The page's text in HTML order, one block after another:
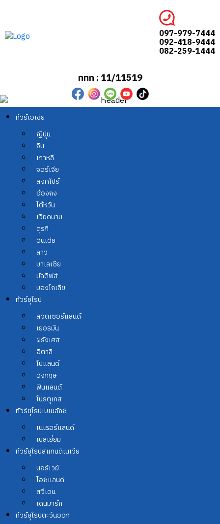
097-979-7444
092-418-9444
082-259-1444
ททท : 11/11519
ทัวร์เอเชีย
ญี่ปุ่น
จีน
เกาหลี
จอร์เจีย
สิงคโปร์
ฮ่องกง
ไต้หวัน
เวียดนาม
ตุรกี
อินเดีย
ลาว
มาเลเซีย
มัลดีฟส์
มองโกเลีย
ทัวร์ยุโรป
สวิตเซอร์แลนด์
เยอรมัน
ฝรั่งเศส
อิตาลี
โปแลนด์
อังกฤษ
ฟินแลนด์
โปรตุเกส
ทัวร์ยุโรปเบเนลักซ์
เนเธอร์แลนด์
เบลเยี่ยม
ทัวร์ยุโรปสแกนดิเนเวีย
นอร์เวย์
ไอซ์แลนด์
สวีเดน
เดนมาร์ก
ทัวร์ยุโรปตะวันออก